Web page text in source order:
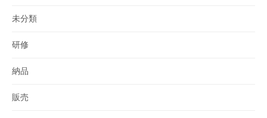
未分類
研修
納品
販売